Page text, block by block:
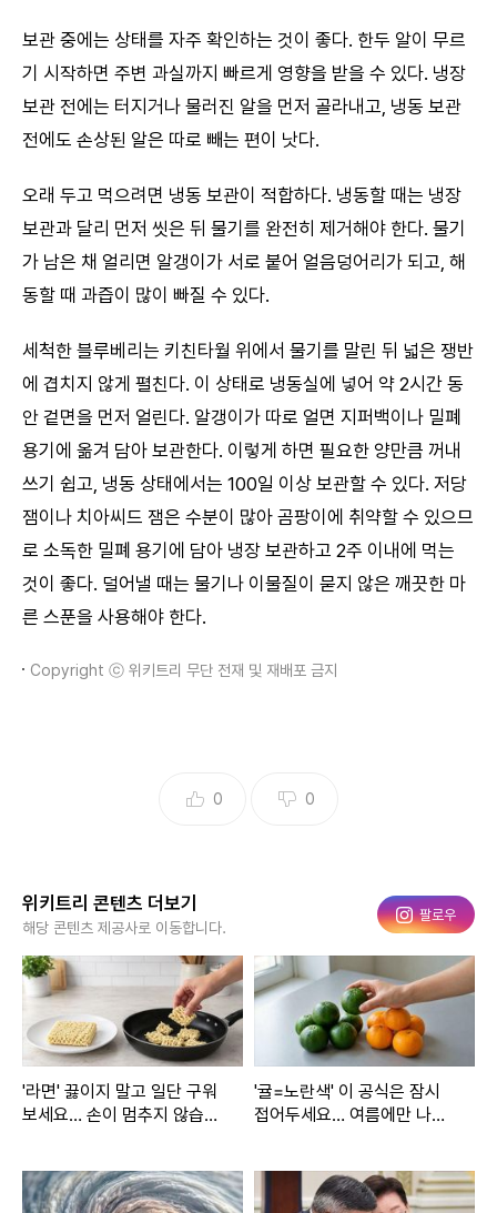
보관 중에는 상태를 자주 확인하는 것이 좋다. 한두 알이 무르
기 시작하면 주변 과실까지 빠르게 영향을 받을 수 있다. 냉장
보관 전에는 터지거나 물러진 알을 먼저 골라내고, 냉동 보관
전에도 손상된 알은 따로 빼는 편이 낫다.
오래 두고 먹으려면 냉동 보관이 적합하다. 냉동할 때는 냉장
보관과 달리 먼저 씻은 뒤 물기를 완전히 제거해야 한다. 물기
가 남은 채 얼리면 알갱이가 서로 붙어 얼음덩어리가 되고, 해
동할 때 과즙이 많이 빠질 수 있다.
세척한 블루베리는 키친타월 위에서 물기를 말린 뒤 넓은 쟁반
에 겹치지 않게 펼친다. 이 상태로 냉동실에 넣어 약 2시간 동
안 겉면을 먼저 얼린다. 알갱이가 따로 얼면 지퍼백이나 밀폐
용기에 옮겨 담아 보관한다. 이렇게 하면 필요한 양만큼 꺼내
쓰기 쉽고, 냉동 상태에서는 100일 이상 보관할 수 있다. 저당
잼이나 치아씨드 잼은 수분이 많아 곰팡이에 취약할 수 있으므
로 소독한 밀폐 용기에 담아 냉장 보관하고 2주 이내에 먹는
것이 좋다. 덜어낼 때는 물기나 이물질이 묻지 않은 깨끗한 마
른 스푼을 사용해야 한다.
Copyright ⓒ 위키트리 무단 전재 및 재배포 금지
0 0
위키트리 콘텐츠 더보기
해당 콘텐츠 제공사로 이동합니다.
팔로우
'라면' 끓이지 말고 일단 구워
보세요… 손이 멈추지 않습니
'귤=노란색' 이 공식은 잠시
접어두세요… 여름에만 나오